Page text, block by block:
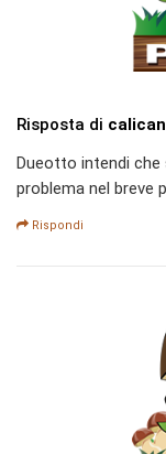
Risposta di
Dueotto intendi che
problema nel breve
Rispondi